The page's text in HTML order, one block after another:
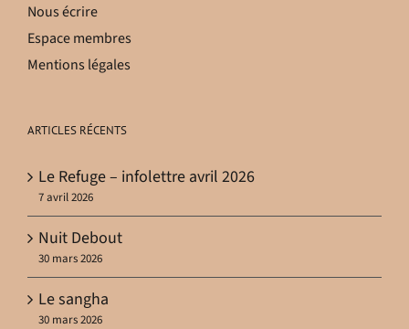
Nous écrire
Espace membres
Mentions légales
ARTICLES RÉCENTS
Le Refuge – infolettre avril 2026
7 avril 2026
Nuit Debout
30 mars 2026
Le sangha
30 mars 2026